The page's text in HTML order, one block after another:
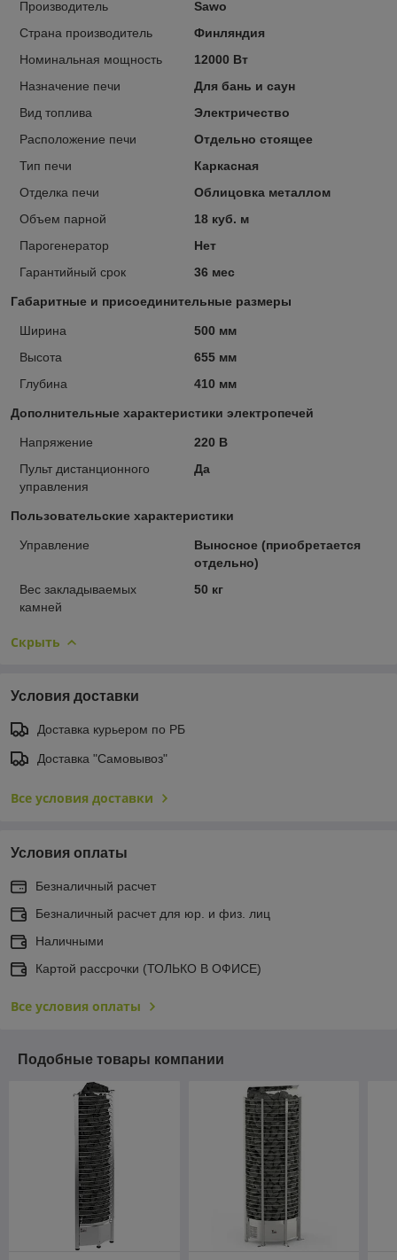
Производитель
Sawo
Страна производитель
Финляндия
Номинальная мощность
12000 Вт
Назначение печи
Для бань и саун
Вид топлива
Электричество
Расположение печи
Отдельно стоящее
Тип печи
Каркасная
Отделка печи
Облицовка металлом
Объем парной
18 куб. м
Парогенератор
Нет
Гарантийный срок
36 мес
Габаритные и присоединительные размеры
Ширина
500 мм
Высота
655 мм
Глубина
410 мм
Дополнительные характеристики электропечей
Напряжение
220 В
Пульт дистанционного
управления
Да
Пользовательские характеристики
Управление
Выносное (приобретается
отдельно)
Вес закладываемых
камней
50 кг
Скрыть
Условия доставки
Доставка курьером по РБ
Доставка "Самовывоз"
Все условия доставки
Условия оплаты
Безналичный расчет
Безналичный расчет для юр. и физ. лиц
Наличными
Картой рассрочки (ТОЛЬКО В ОФИСЕ)
Все условия оплаты
Подобные товары компании